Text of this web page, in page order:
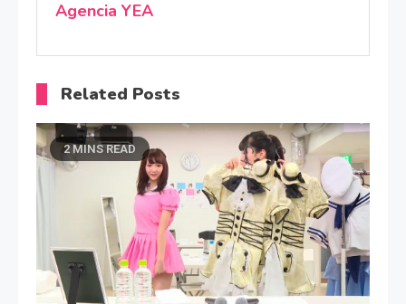
Agencia YEA
Related Posts
2 MINS READ